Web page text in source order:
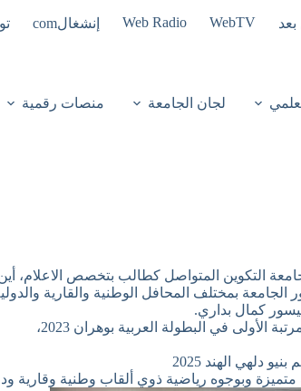
بعد WebTV
Web Radio إنشغالcom
لجان الجامعة منصات رقمية
التكوين المتواصل كطالب بتخصص الاعلام،
بمختلف المحافل الوطنية والقارية
كمال بداري.
وبوجوه رياضية ذوي ألقاب وطنية